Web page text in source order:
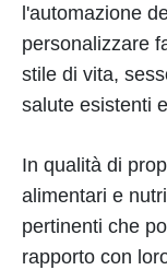
l'automazione
personalizzare
stile di vita,
salute esistenti
In qualità di
alimentari e
pertinenti che
rapporto con